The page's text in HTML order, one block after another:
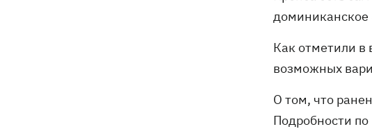
доминиканское
Как отметили в
возможных
О том, что
Подробности по